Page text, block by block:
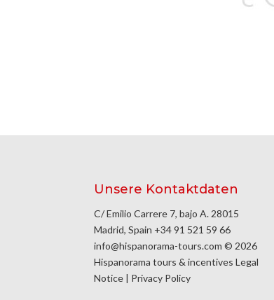
Unsere Kontaktdaten
C/ Emilio Carrere 7, bajo A. 28015
Madrid, Spain +34 91 521 59 66
info@hispanorama-tours.com © 2026
Hispanorama tours & incentivesLegal
Notice | Privacy Policy